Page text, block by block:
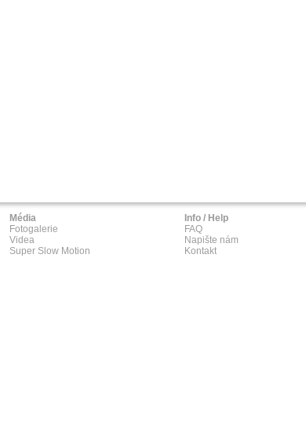
Média
Fotogalerie
Videa
Super Slow Motion
Info / Help
FAQ
Napište nám
Kontakt